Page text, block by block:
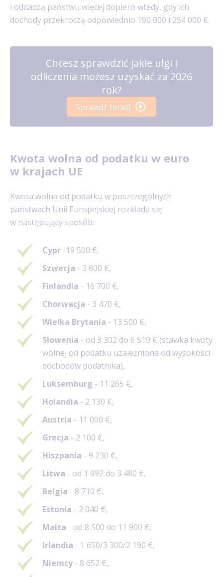
i oddadzą państwu więcej dopiero wtedy, gdy ich
dochody przekroczą odpowiednio 190 000 i 254 000 €.
Chcesz sprawdzić jakie ulgi i
odliczenia możesz uzyskać za 2026
rok?
Sprawdź teraz!
Kwota wolna od podatku w euro
w krajach UE
Kwota wolna od podatku w poszczególnych
państwach Unii Europejskiej rozkłada się
w następujący sposób:
Cypr -19 500 €,
Szwecja - 3 600 €,
Finlandia - 16 700 €,
Chorwacja - 3 470 €,
Wielka Brytania - 13 500 €,
Słowenia - od 3 302 do 6 519 € (stawka kwoty
wolnej od podatku uzależniona od wysokości
dochodów podatnika),
Luksemburg - 11 265 €,
Holandia - 2 130 €,
Austria - 11 000 €,
Grecja - 2 100 €,
Hiszpania - 9 230 €,
Litwa - od 1 992 do 3 480 €,
Belgia - 8 710 €,
Estonia - 2 040 €,
Malta - od 8 500 do 11 900 €,
Irlandia - 1 650/3 300/2 190 €,
Niemcy- 8 652 €,